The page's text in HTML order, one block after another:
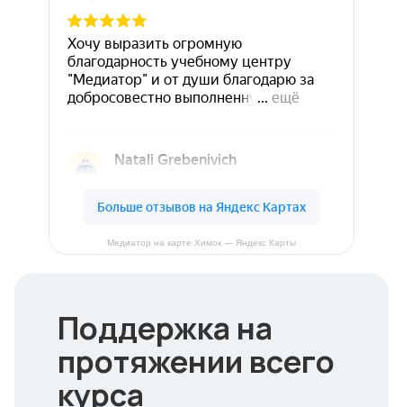
Поддержка на
протяжении всего
курса
Медиатор на карте Химок — Яндекс Карты